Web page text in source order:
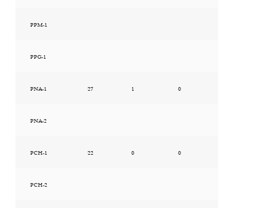
PPM-1
PPG-1
PNA-1 27 1 0
PNA-2
PCH-1 22 0 0
PCH-2